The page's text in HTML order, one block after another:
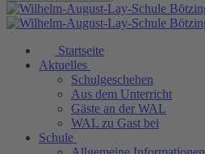
Startseite
Aktuelles
Schulgeschehen
Aus dem Unterricht
Gäste an der WAL
WAL zu Gast bei
Schule